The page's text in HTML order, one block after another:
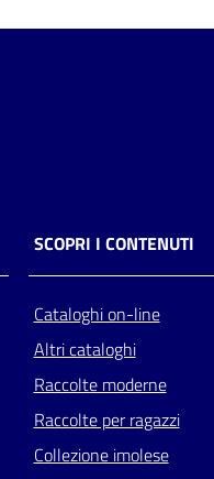
SCOPRI I CONTENUTI
Cataloghi on-line
Altri cataloghi
Raccolte moderne
Raccolte per ragazzi
Collezione imolese